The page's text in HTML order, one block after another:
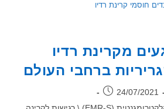
קרינת רדיו
רדיו
ברחבי העולם
24/